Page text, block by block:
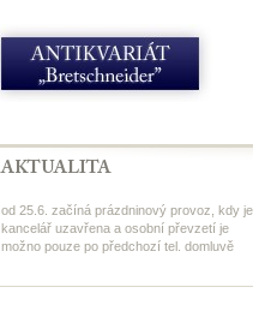
od 25.6. začíná prázdninový provoz, kdy je
kancelář uzavřena a osobní převzetí je
možno pouze po předchozí tel. domluvě